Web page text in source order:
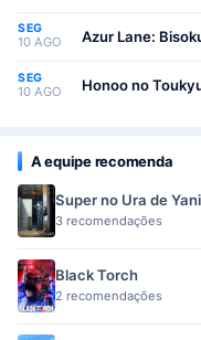
SEG
10 AGO Azur Lane:
SEG
10 AGO Honoo no
A equipe recomenda
Super no Ura de
3 recomendações
Black Torch
2 recomendações